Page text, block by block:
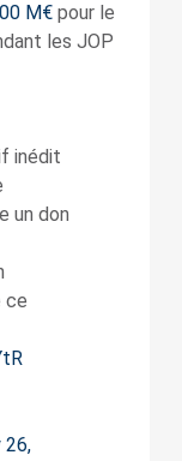
M€pour le
les JOP
inédit
un don
ce
26,